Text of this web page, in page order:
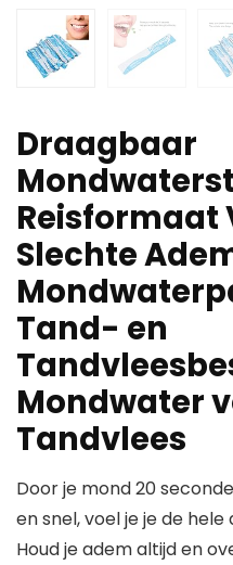
Draagbaar
Reisformaat
Slechte
Tand- en
Mondwater
Tandvlees
Door je mond 20
en snel, voel je je de
Houd je adem altijd en